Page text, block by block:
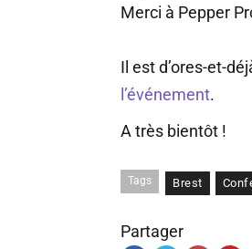
Merci à Pepper
Il est d’ores-et-
l’événement.
A très bientôt !
Tags Brest
Partager